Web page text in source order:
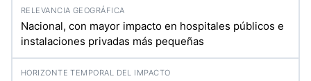
Nacional, con mayor impacto en hospitales públicos e
instalaciones privadas más pequeñas